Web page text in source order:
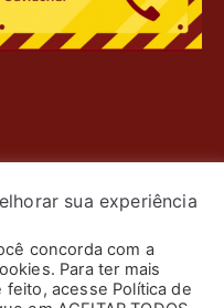
do Estado do Rio de
sua experiência
concorda com a
Para ter mais
acesse Política de